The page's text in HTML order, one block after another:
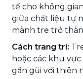
tế cho không
giữa chất liệu tự
mành tre trở
Cách trang trí:
hoặc các khu
gần gũi với thiên